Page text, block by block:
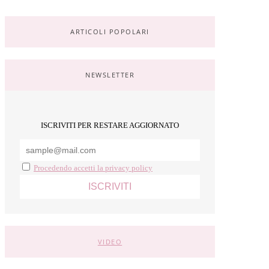
ARTICOLI POPOLARI
NEWSLETTER
ISCRIVITI PER RESTARE AGGIORNATO
Procedendo accetti la privacy policy
VIDEO